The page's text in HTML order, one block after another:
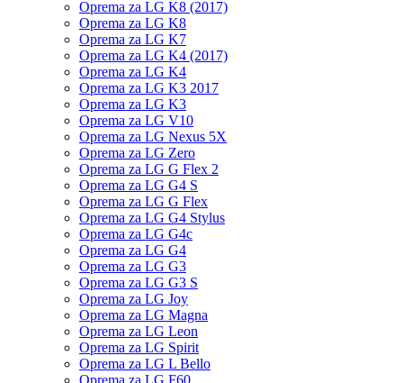
Oprema za LG K8 (2017)
Oprema za LG K8
Oprema za LG K7
Oprema za LG K4 (2017)
Oprema za LG K4
Oprema za LG K3 2017
Oprema za LG K3
Oprema za LG V10
Oprema za LG Nexus 5X
Oprema za LG Zero
Oprema za LG G Flex 2
Oprema za LG G4 S
Oprema za LG G Flex
Oprema za LG G4 Stylus
Oprema za LG G4c
Oprema za LG G4
Oprema za LG G3
Oprema za LG G3 S
Oprema za LG Joy
Oprema za LG Magna
Oprema za LG Leon
Oprema za LG Spirit
Oprema za LG L Bello
Oprema za LG F60